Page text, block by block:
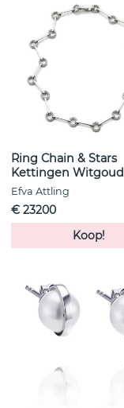
Ring Chain & Stars
Kettingen Witgoud
Efva Attling
€ 23200
Koop!